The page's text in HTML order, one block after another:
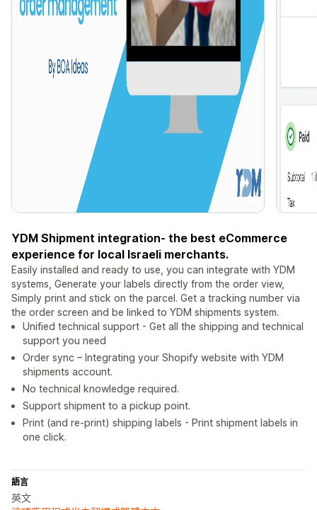
YDM Shipment integration- the best eCommerce
experience for local Israeli merchants.
Easily installed and ready to use, you can integrate with YDM
systems, Generate your labels directly from the order view,
Simply print and stick on the parcel. Get a tracking number via
the order screen and be linked to YDM shipments system.
Unified technical support - Get all the shipping and technical
support you need
Order sync – Integrating your Shopify website with YDM
shipments account.
No technical knowledge required.
Support shipment to a pickup point.
Print (and re-print) shipping labels - Print shipment labels in
one click.
語言
英文